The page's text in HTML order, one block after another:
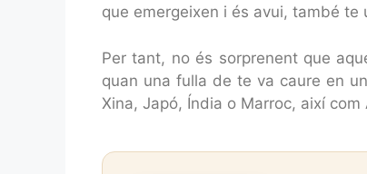
que emergeixen i és avui, també
Per tant, no és sorprenent que
quan una fulla de te va caure en
Xina, Japó, Índia o Marroc, així